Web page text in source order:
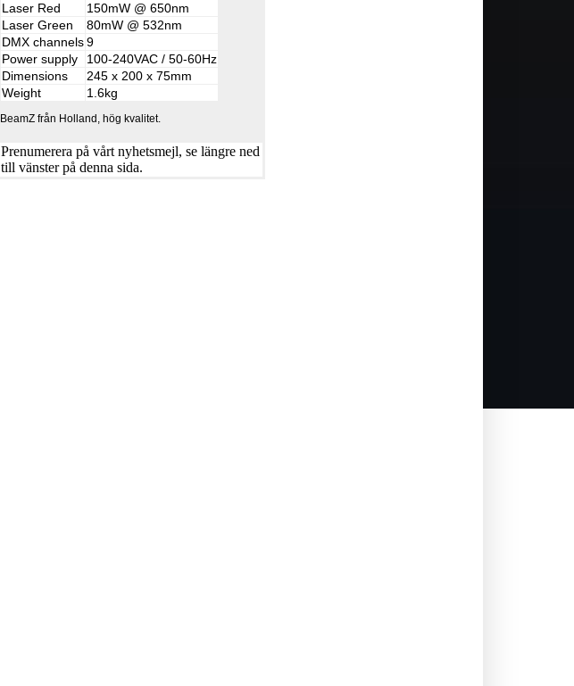
Laser Red
150mW @ 650nm
Laser Green
80mW @ 532nm
DMX channels 9
Power supply
100-240VAC / 50-60Hz
Dimensions
245 x 200 x 75mm
Weight
1.6kg
BeamZ från Holland, hög kvalitet.
Prenumerera på vårt nyhetsmejl, se längre ned
till vänster på denna sida.